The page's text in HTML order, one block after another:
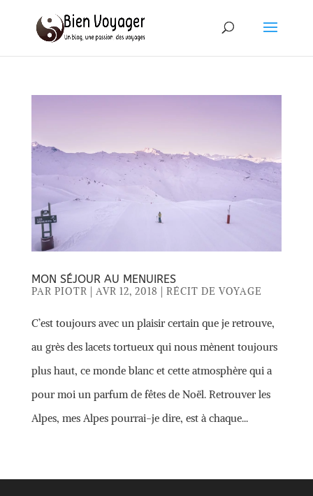
MON SÉJOUR AU MENUIRES
PAR PIOTR AVR 12, 2018 RÉCIT DE VOYAGE
C’est toujours avec un plaisir certain que je retrouve,
au grès des lacets tortueux qui nous mènent toujours
plus haut, ce monde blanc et cette atmosphère qui a
pour moi un parfum de fêtes de Noël. Retrouver les
Alpes, mes Alpes pourrai-je dire, est à chaque...